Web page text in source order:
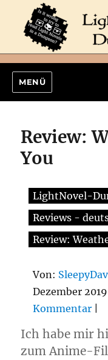
MENÜ
Review:
You
LightNovel-
Reviews -
Review:
Von:
Dezember
Kommentar
Ich habe mir
zum Anime-